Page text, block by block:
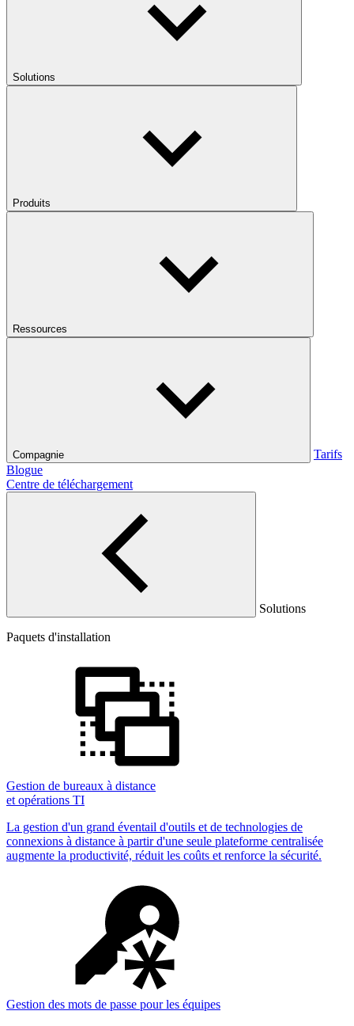
Solutions
Produits
Ressources
Compagnie
Tarifs
Blogue
Centre de téléchargement
Solutions
Paquets d'installation
Gestion de bureaux à distance
et opérations TI
La gestion d'un grand éventail d'outils et de technologies de
connexions à distance à partir d'une seule plateforme centralisée
augmente la productivité, réduit les coûts et renforce la sécurité.
Gestion des mots de passe pour les équipes